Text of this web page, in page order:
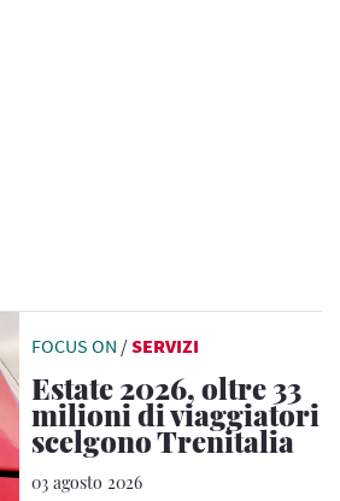
FOCUS ON /SERVIZI
Estate 2026, oltre 33
milioni di viaggiatori
scelgono Trenitalia
03 agosto 2026